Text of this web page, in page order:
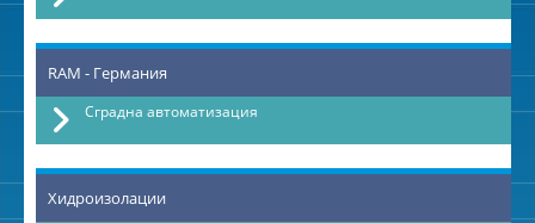
RAM - Германия
Сградна автоматизация
Хидроизолации